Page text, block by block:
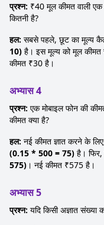
प्रश्न: ₹40 मूल कीमत वाली
कितनी है?
हल: सबसे पहले, छूट का मूल्य
10) है। इस मूल्य को मूल कीमत
कीमत ₹30 है।
अभ्यास 4
प्रश्न: एक मोबाइल फोन की
कीमत क्या है?
हल: नई कीमत ज्ञात करने के
(0.15 * 500 = 75) है।
575) । नई कीमत ₹575 है।
अभ्यास 5
प्रश्न: यदि किसी अज्ञात संख्या